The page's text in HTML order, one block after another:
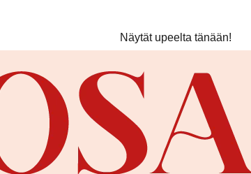
Näytät upeelta tänään!
Kesän uutuudet nyt saatavilla!